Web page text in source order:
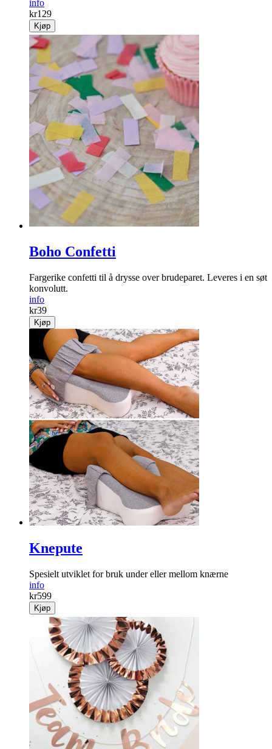
info
kr129
Kjøp
Boho Confetti
Fargerike confetti til å drysse over brudeparet. Leveres i en søt
konvolutt.
info
kr39
Kjøp
Knepute
Spesielt ­utviklet for bruk under eller mellom knærne
info
kr599
Kjøp